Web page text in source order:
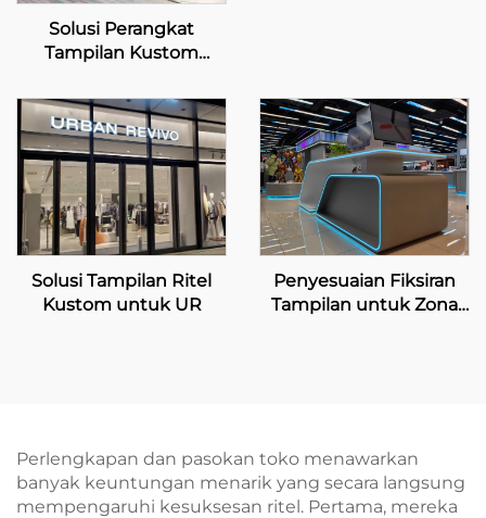
Solusi Perangkat
Tampilan Kustom
Solusi Tampilan Ritel
Kustom untuk UR
Penyesuaian Fiksiran
Tampilan untuk Zona
Perlengkapan dan pasokan toko menawarkan
banyak keuntungan menarik yang secara langsung
mempengaruhi kesuksesan ritel. Pertama, mereka